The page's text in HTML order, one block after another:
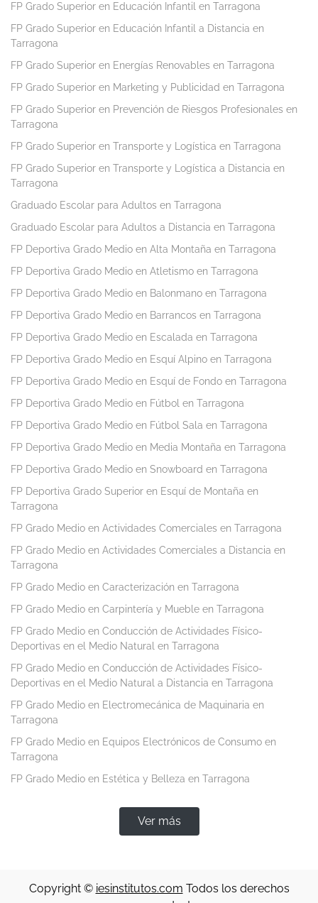
FP Grado Superior en Educación Infantil en Tarragona
FP Grado Superior en Educación Infantil a Distancia en
Tarragona
FP Grado Superior en Energías Renovables en Tarragona
FP Grado Superior en Marketing y Publicidad en Tarragona
FP Grado Superior en Prevención de Riesgos Profesionales en
Tarragona
FP Grado Superior en Transporte y Logística en Tarragona
FP Grado Superior en Transporte y Logística a Distancia en
Tarragona
Graduado Escolar para Adultos en Tarragona
Graduado Escolar para Adultos a Distancia en Tarragona
FP Deportiva Grado Medio en Alta Montaña en Tarragona
FP Deportiva Grado Medio en Atletismo en Tarragona
FP Deportiva Grado Medio en Balonmano en Tarragona
FP Deportiva Grado Medio en Barrancos en Tarragona
FP Deportiva Grado Medio en Escalada en Tarragona
FP Deportiva Grado Medio en Esquí Alpino en Tarragona
FP Deportiva Grado Medio en Esquí de Fondo en Tarragona
FP Deportiva Grado Medio en Fútbol en Tarragona
FP Deportiva Grado Medio en Fútbol Sala en Tarragona
FP Deportiva Grado Medio en Media Montaña en Tarragona
FP Deportiva Grado Medio en Snowboard en Tarragona
FP Deportiva Grado Superior en Esquí de Montaña en
Tarragona
FP Grado Medio en Actividades Comerciales en Tarragona
FP Grado Medio en Actividades Comerciales a Distancia en
Tarragona
FP Grado Medio en Caracterización en Tarragona
FP Grado Medio en Carpintería y Mueble en Tarragona
FP Grado Medio en Conducción de Actividades Físico-
Deportivas en el Medio Natural en Tarragona
FP Grado Medio en Conducción de Actividades Físico-
Deportivas en el Medio Natural a Distancia en Tarragona
FP Grado Medio en Electromecánica de Maquinaria en
Tarragona
FP Grado Medio en Equipos Electrónicos de Consumo en
Tarragona
FP Grado Medio en Estética y Belleza en Tarragona
Ver más
Copyright © iesinstitutos.com Todos los derechos